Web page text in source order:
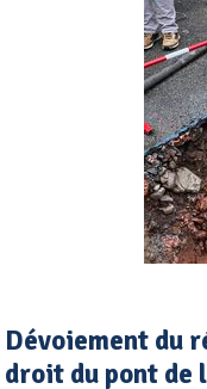
Dévoiement du
droit du pont de